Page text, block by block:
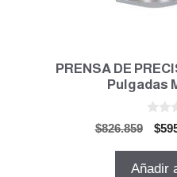
PRENSA DE
Pulgadas
$826.859
El
$
Añadir